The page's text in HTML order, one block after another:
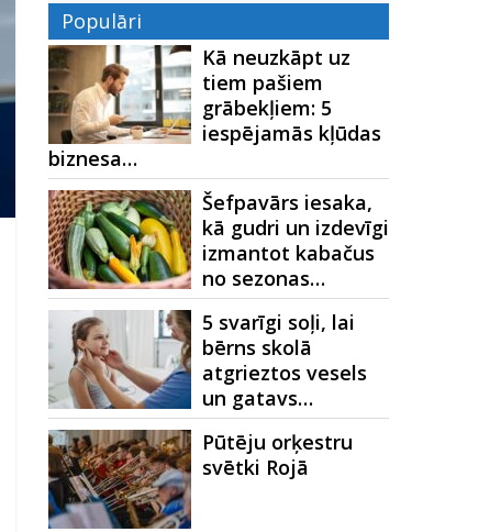
Populāri
Kā neuzkāpt uz
tiem pašiem
grābekļiem: 5
iespējamās kļūdas
biznesa…
Šefpavārs iesaka,
kā gudri un izdevīgi
izmantot kabačus
no sezonas…
5 svarīgi soļi, lai
bērns skolā
atgrieztos vesels
un gatavs…
Pūtēju orķestru
svētki Rojā